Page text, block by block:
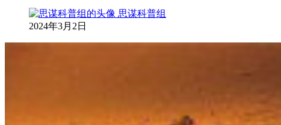
思谋科普组
2024年3月2日